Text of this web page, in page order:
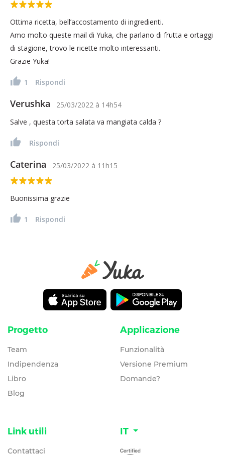
Ottima ricetta, bell’accostamento di ingredienti.
Amo molto queste mail di Yuka, che parlano di frutta e ortaggi
di stagione, trovo le ricette molto interessanti.
Grazie Yuka!
1 Rispondi
Verushka 25/03/2022 à 14h54
Salve , questa torta salata va mangiata calda ?
Rispondi
Caterina 25/03/2022 à 11h15
Buonissima grazie
1 Rispondi
Progetto
Team
Indipendenza
Libro
Blog
Applicazione
Funzionalità
Versione Premium
Domande?
Link utili
Contattaci
IT